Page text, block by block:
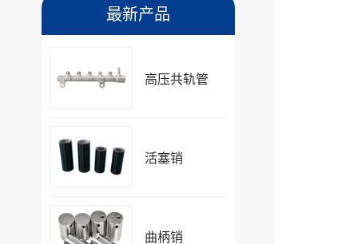
最新产品
高压共轨管
活塞销
曲柄销